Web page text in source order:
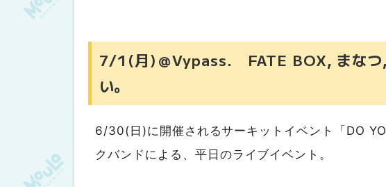
7/1(月)＠Vypass. FATE BOX, まなつ,
い。
6/30(日)に開催されるサーキットイベント「DO
クバンドによる、平日のライブイベント。